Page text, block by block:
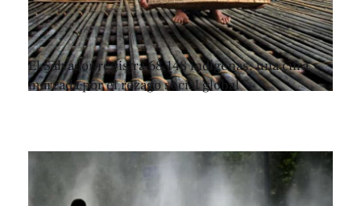
El Salvador registra 68,148 indígenas: una cifra
marcada por el rezago social global